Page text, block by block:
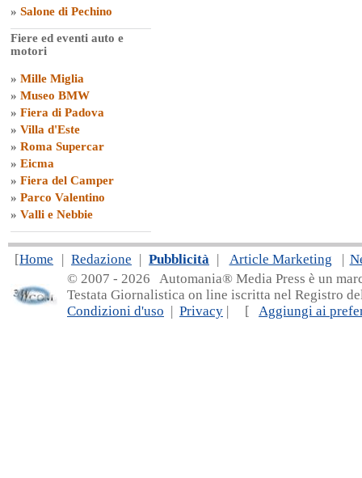
» Salone di Pechino
Fiere ed eventi auto e
motori
» Mille Miglia
» Museo BMW
» Fiera di Padova
» Villa d'Este
» Roma Supercar
» Eicma
» Fiera del Camper
» Parco Valentino
» Valli e Nebbie
[Home | Redazione | Pubblicità | Article Marketing |
© 2007 - 2026 Automania® Media Press è un
Testata Giornalistica on line iscritta nel Registro
Condizioni d'uso | Privacy | [ Aggiungi ai